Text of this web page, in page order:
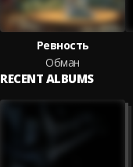
Ревность
Обман
RECENT ALBUMS